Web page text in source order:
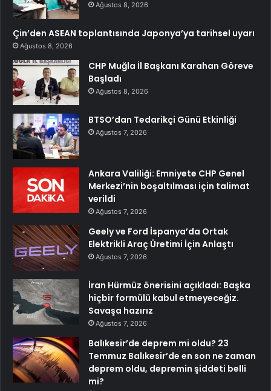
Ağustos 8, 2026
Çin’den ASEAN toplantısında Japonya’ya tarihsel uyarı
Ağustos 8, 2026
CHP Muğla İl Başkanı Karahan Göreve
Başladı
Ağustos 8, 2026
BTSO’dan Tedarikçi Günü Etkinliği
Ağustos 7, 2026
Ankara Valiliği: Emniyete CHP Genel
Merkezi’nin boşaltılması için talimat
verildi
Ağustos 7, 2026
Geely ve Ford İspanya’da Ortak
Elektrikli Araç Üretimi İçin Anlaştı
Ağustos 7, 2026
İran Hürmüz önerisini açıkladı: Başka
hiçbir formülü kabul etmeyeceğiz.
Savaşa hazırız
Ağustos 7, 2026
Balıkesir’de deprem mi oldu? 23
Temmuz Balıkesir’de en son ne zaman
deprem oldu, depremin şiddeti belli
mi?